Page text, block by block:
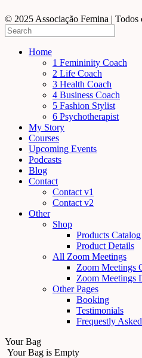
© 2025 Associação Femina | Todos
Home
1 Femininity Coach
2 Life Coach
3 Health Coach
4 Business Coach
5 Fashion Stylist
6 Psychotherapist
My Story
Courses
Upcoming Events
Podcasts
Blog
Contact
Contact v1
Contact v2
Other
Shop
Products Catalog
Product Details
All Zoom Meetings
Zoom Meetings
Zoom Meetings
Other Pages
Booking
Testimonials
Frequestly
Your Bag
Your Bag is Empty